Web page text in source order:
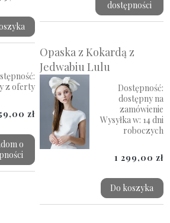
dostępności
z oferty
zł
o
Opaska z Kokardą z
Jedwabiu Lulu
Dostępność:
dostępny na
zamówienie
Wysyłka w: 14 dni
roboczych
1 299,00 zł
Do koszyka